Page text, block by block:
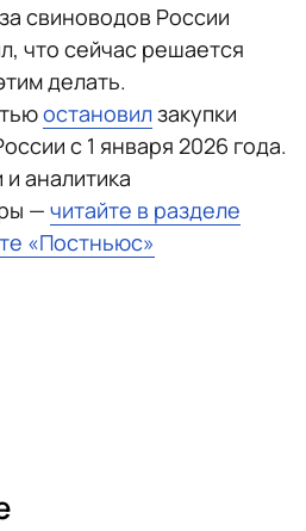
свиноводов России
что сейчас решается
делать.
остановилзакупки
с 1 января 2026 года.
аналитика
— читайте в разделе
«Постньюс»